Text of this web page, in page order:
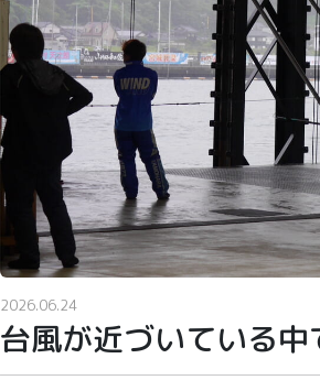
2026.06.24
台風が近づいている中